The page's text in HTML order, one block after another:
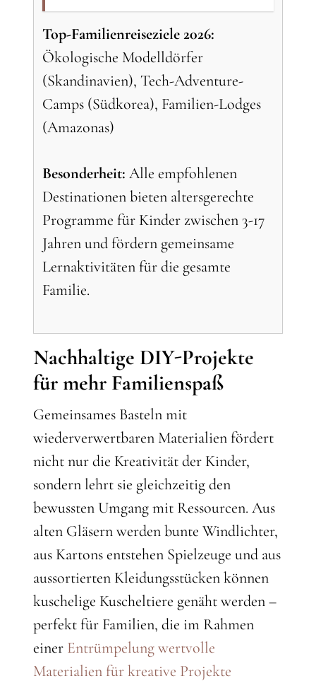
Top-Familienreiseziele 2026:
Ökologische Modelldörfer
(Skandinavien), Tech-Adventure-
Camps (Südkorea), Familien-Lodges
(Amazonas)
Besonderheit: Alle empfohlenen
Destinationen bieten altersgerechte
Programme für Kinder zwischen 3-17
Jahren und fördern gemeinsame
Lernaktivitäten für die gesamte
Familie.
Nachhaltige DIY-Projekte
für mehr Familienspaß
Gemeinsames Basteln mit
wiederverwertbaren Materialien fördert
nicht nur die Kreativität der Kinder,
sondern lehrt sie gleichzeitig den
bewussten Umgang mit Ressourcen. Aus
alten Gläsern werden bunte Windlichter,
aus Kartons entstehen Spielzeuge und aus
aussortierten Kleidungsstücken können
kuschelige Kuscheltiere genäht werden –
perfekt für Familien, die im Rahmen
einer Entrümpelung wertvolle
Materialien für kreative Projekte